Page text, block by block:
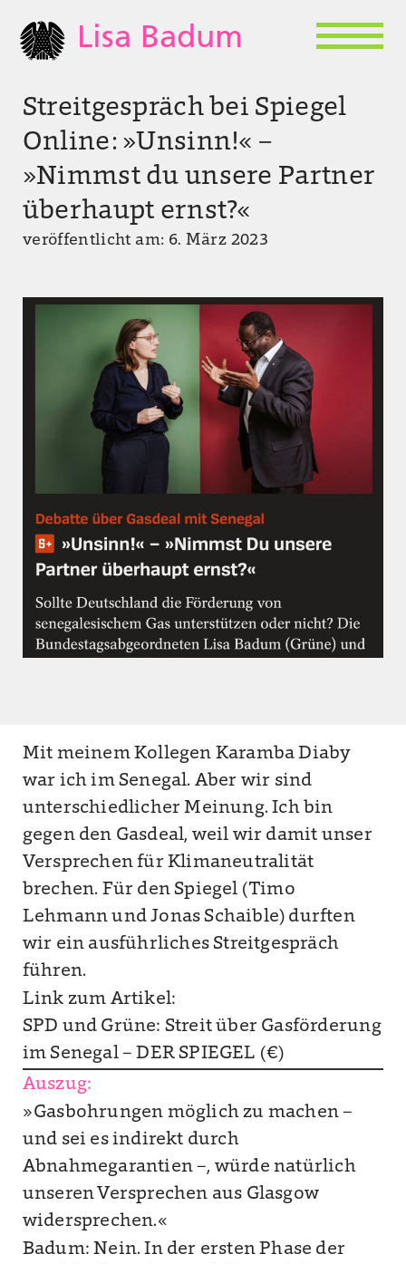
Lisa Badum
Streitgespräch bei Spiegel
Online: »Unsinn!« –
»Nimmst du unsere Partner
überhaupt ernst?«
veröffentlicht am: 6. März 2023
Mit meinem Kollegen Karamba Diaby
war ich im Senegal. Aber wir sind
unterschiedlicher Meinung. Ich bin
gegen den Gasdeal, weil wir damit unser
Versprechen für Klimaneutralität
brechen. Für den Spiegel (Timo
Lehmann und Jonas Schaible) durften
wir ein ausführliches Streitgespräch
führen.
Link zum Artikel:
SPD und Grüne: Streit über Gasförderung
im Senegal – DER SPIEGEL (€)
Auszug:
»Gasbohrungen möglich zu machen –
und sei es indirekt durch
Abnahmegarantien –, würde natürlich
unseren Versprechen aus Glasgow
widersprechen.«
Badum: Nein. In der ersten Phase der